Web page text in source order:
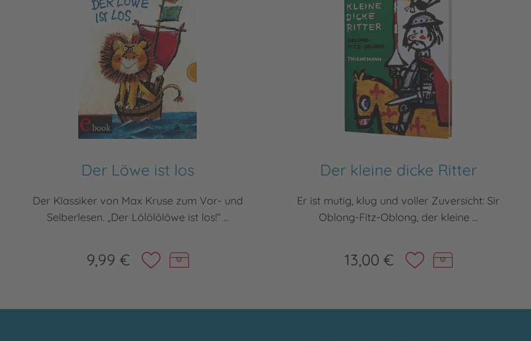
Der Löwe ist los
Der Klassiker von Max Kruse zum Vor- und
Selberlesen. „Der Lölölölöwe ist los!“ ...
9,99 €
Der kleine dicke Ritter
Er ist mutig, klug und voller Zuversicht: Sir
Oblong-Fitz-Oblong, der kleine ...
13,00 €